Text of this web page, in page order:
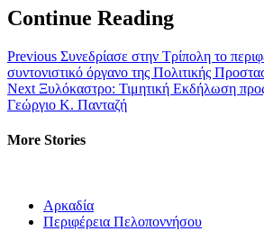
Continue Reading
Previous Συνεδρίασε στην Τρίπολη το
συντονιστικό όργανο της Πολιτικής
Next Ξυλόκαστρο: Τιμητική Εκδήλωση
Γεώργιο Κ. Πανταζή
More Stories
Αρκαδία
Περιφέρεια Πελοποννήσου